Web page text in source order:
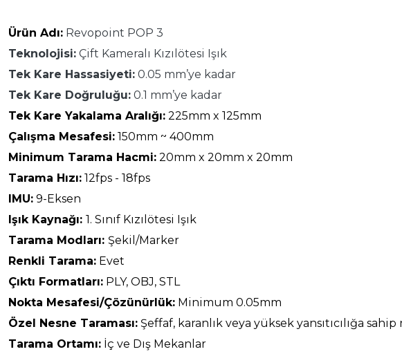
Ürün Adı: Revopoint POP 3
Teknolojisi: Çift Kameralı Kızılötesi Işık
Tek Kare Hassasiyeti: 0.05 mm’ye kadar
Tek Kare Doğruluğu: 0.1 mm’ye kadar
Tek Kare Yakalama Aralığı: 225mm x 125mm
Çalışma Mesafesi: 150mm ~ 400mm
Minimum Tarama Hacmi: 20mm x 20mm x 20mm
Tarama Hızı: 12fps - 18fps
IMU: 9-Eksen
Işık Kaynağı: 1. Sınıf Kızılötesi Işık
Tarama Modları: Şekil/Marker
Renkli Tarama: Evet
Çıktı Formatları: PLY, OBJ, STL
Nokta Mesafesi/Çözünürlük: Minimum 0.05mm
Özel Nesne Taraması: Şeffaf, karanlık veya yüksek yansıtıcılığa
Tarama Ortamı: İç ve Dış Mekanlar